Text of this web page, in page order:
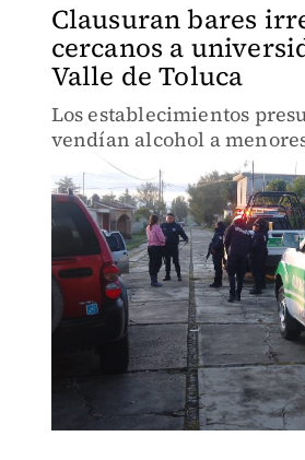
Clausuran bares
cercanos a
Valle de Toluca
Los establecimientos
vendían alcohol a